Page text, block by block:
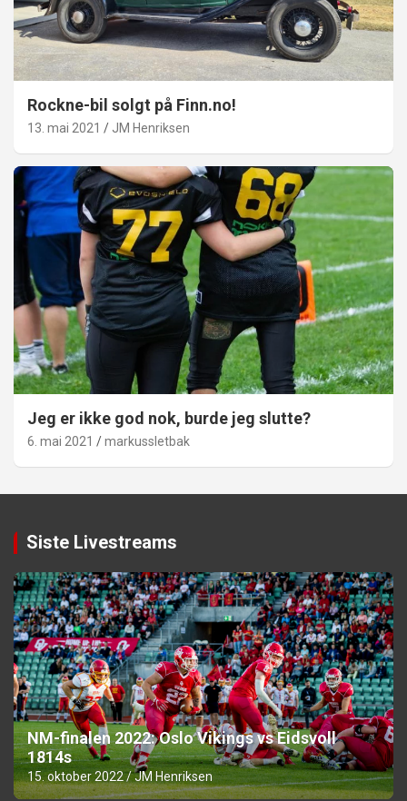
Rockne-bil solgt på Finn.no!
13. mai 2021 JM Henriksen
Jeg er ikke god nok, burde jeg slutte?
6. mai 2021 markussletbak
Siste Livestreams
NM-finalen 2022: Oslo Vikings vs Eidsvoll
1814s
15. oktober 2022 JM Henriksen